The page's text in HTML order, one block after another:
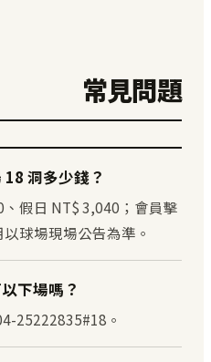
常見問題
洞多少錢？
假日 NT$ 3,040；會員擊
球場現場公告為準。
下場嗎？
25222835#18。